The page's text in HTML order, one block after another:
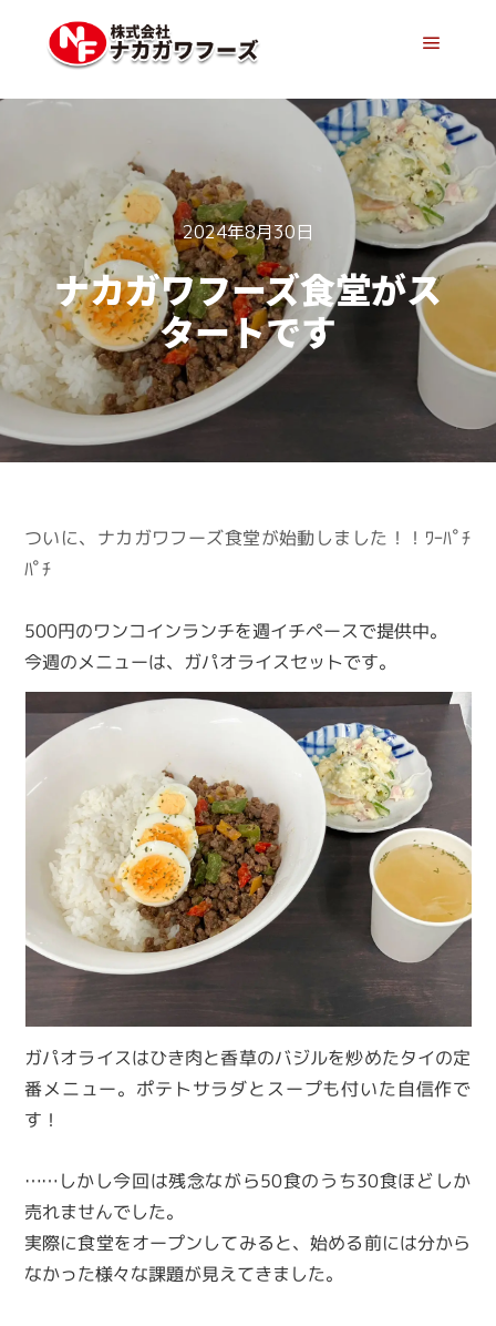
2024年8月30日
ナカガワフーズ食堂がス
タートです
ついに、ナカガワフーズ食堂が始動しました！！ﾜｰﾊﾟﾁ
ﾊﾟﾁ
500円のワンコインランチを週イチペースで提供中。
今週のメニューは、ガパオライスセットです。
ガパオライスはひき肉と香草のバジルを炒めたタイの定
番メニュー。ポテトサラダとスープも付いた自信作で
す！
……しかし今回は残念ながら50食のうち30食ほどしか
売れませんでした。
実際に食堂をオープンしてみると、始める前には分から
なかった様々な課題が見えてきました。